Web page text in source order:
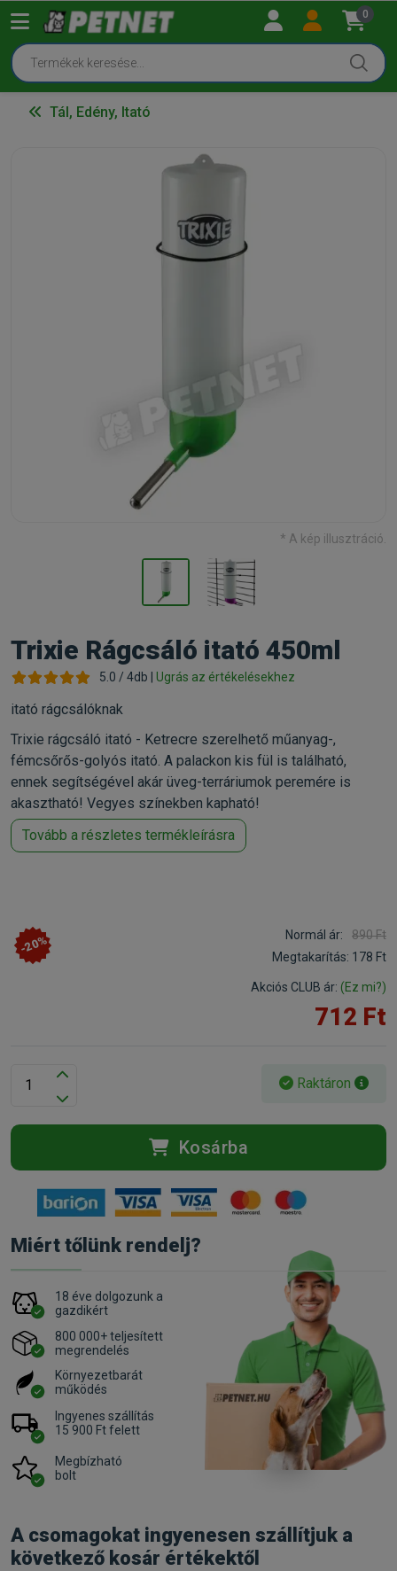
0
Tál, Edény, Itató
* A kép illusztráció.
Trixie Rágcsáló itató 450ml
5.0 / 4db | Ugrás az értékelésekhez
itató rágcsálóknak
Trixie rágcsáló itató - Ketrecre szerelhető műanyag-,
fémcsőrős-golyós itató. A palackon kis fül is található,
ennek segítségével akár üveg-terráriumok peremére is
akasztható! Vegyes színekben kapható!
Tovább a részletes termékleírásra
-20% Normál ár:
890 Ft
Megtakarítás: 178 Ft
Akciós CLUB ár: (Ez mi?)
712 Ft
Raktáron
Kosárba
Miért tőlünk rendelj?
18 éve dolgozunk a
gazdikért
800 000+ teljesített
megrendelés
Környezetbarát
működés
Ingyenes szállítás
15 900 Ft felett
Megbízható
bolt
A csomagokat ingyenesen szállítjuk a
következő kosár értékektől